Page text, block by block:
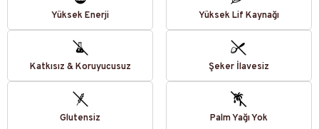
Yüksek Enerji Yüksek Lif Kaynağı
Katkısız & Koruyucusuz Şeker İlavesiz
Glutensiz Palm Yağı Yok